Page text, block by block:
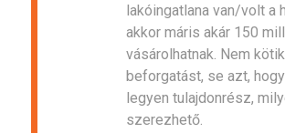
lakóingatlana van/volt a
akkor máris akár 150
vásárolhatnak. Nem
beforgatást, se azt,
legyen tulajdonrész,
szerezhető.